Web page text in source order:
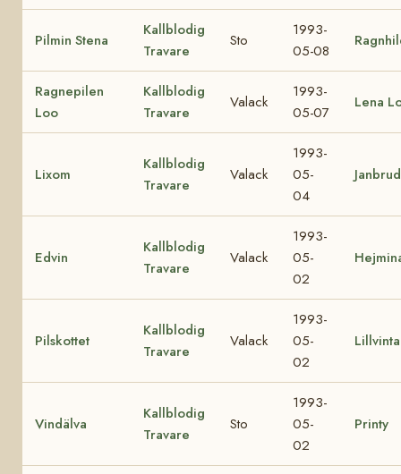
Pilmin Stena
Kallblodig
Travare
Sto
1993-
05-08
Ragnepilen
Loo
Kallblodig
Travare
Valack
1993-
05-07
Lena
Lixom
Kallblodig
Travare
Valack
1993-
05-
04
Edvin
Kallblodig
Travare
Valack
1993-
05-
02
Pilskottet
Kallblodig
Travare
Valack
1993-
05-
02
Lillvinta
Vindälva
Kallblodig
Travare
Sto
1993-
05-
02
Printy